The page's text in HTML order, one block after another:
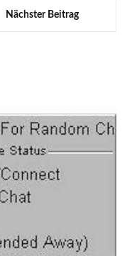
Nächster Beitrag